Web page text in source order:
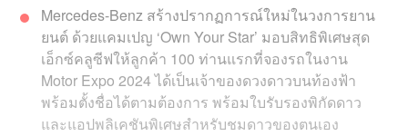
Mercedes-Benz สร้างปรากฏการณ์ใหม่ในวงการยาน
ยนต์ ด้วยแคมเปญ ‘Own Your Star’ มอบสิทธิพิเศษสุด
เอ็กซ์คลูซีฟให้ลูกค้า 100 ท่านแรกที่จองรถในงาน
Motor Expo 2024 ได้เป็นเจ้าของดวงดาวบนท้องฟ้า
พร้อมตั้งชื่อได้ตามต้องการ พร้อมใบรับรองพิกัดดาว
และแอปพลิเคชันพิเศษสำหรับชมดาวของตนเอง